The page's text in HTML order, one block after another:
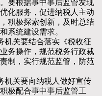
要根据事中事后监管发现
化服务，促进纳税人主动
积极探索创新，及时总结
系统建设需求。
关要结合落实《税收征
务操作，规范税务行政裁
制，实行规范监管，防范
关要向纳税人做好宣传
极配合事中事后监管工